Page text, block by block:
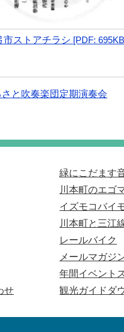
市ストアチラシ [PDF:
と吹奏楽団定期演奏会
せ
緑にこだます
川本町のエゴ
イズモコバイ
川本町と三江
レールバイク
メールマガジ
年間イベント
観光ガイドダ